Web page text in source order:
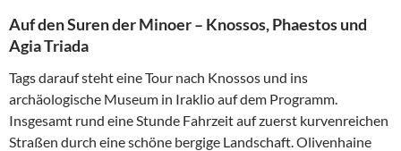
Auf den Suren der Minoer – Knossos, Phaestos und
Agia Triada
Tags darauf steht eine Tour nach Knossos und ins
archäologische Museum in Iraklio auf dem Programm.
Insgesamt rund eine Stunde Fahrzeit auf zuerst kurvenreichen
Straßen durch eine schöne bergige Landschaft. Olivenhaine